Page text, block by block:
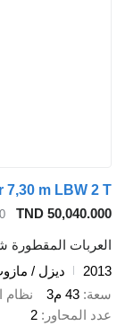
m LBW 2 T
TND 50,040.000
العربات المقطورة
2013
ديزل /
سعة 43 م3 نظام
عدد المحاور
2